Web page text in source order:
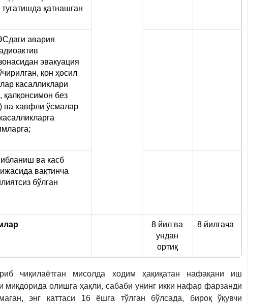
қатнашган
авария
эвакуация
қон ҳосил
касалликлари
қалқонсимон без
ва хавфли ўсмалар
ва касб
вақтинча
бўлган
8 йил ва
ундан
ортиқ
8 йилгача
чиқилаётган мисолда ходим ҳақиқатан нафақани иш
миқдорида олишга ҳақли, сабаби унинг икки нафар фарзанди
энг каттаси 16 ёшга тўлган бўлсада, бироқ ўқувчи